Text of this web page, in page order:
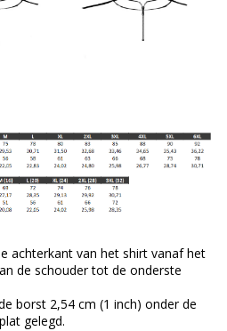
achterkant van het shirt vanaf het
de schouder tot de onderste
borst 2,54 cm (1 inch) onder de
gelegd.